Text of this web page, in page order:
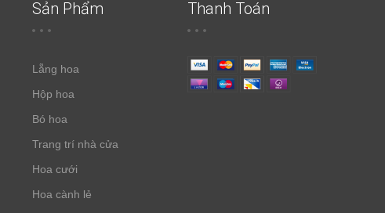
Sản Phẩm
Lẵng hoa
Hộp hoa
Bó hoa
Trang trí nhà cửa
Hoa cưới
Hoa cành lẻ
Thanh Toán